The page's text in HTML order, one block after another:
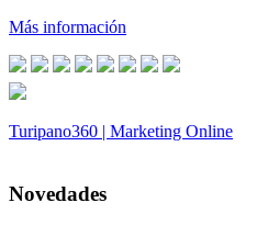
Más información
Turipano360 | Marketing Online
Novedades